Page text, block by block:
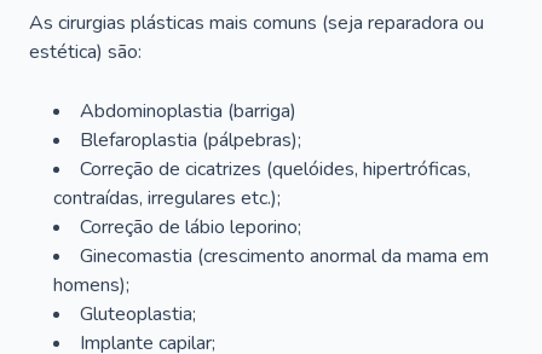
As cirurgias plásticas mais comuns (seja reparadora ou
estética) são:
Abdominoplastia (barriga)
Blefaroplastia (pálpebras);
Correção de cicatrizes (quelóides, hipertróficas,
contraídas, irregulares etc.);
Correção de lábio leporino;
Ginecomastia (crescimento anormal da mama em
homens);
Gluteoplastia;
Implante capilar;